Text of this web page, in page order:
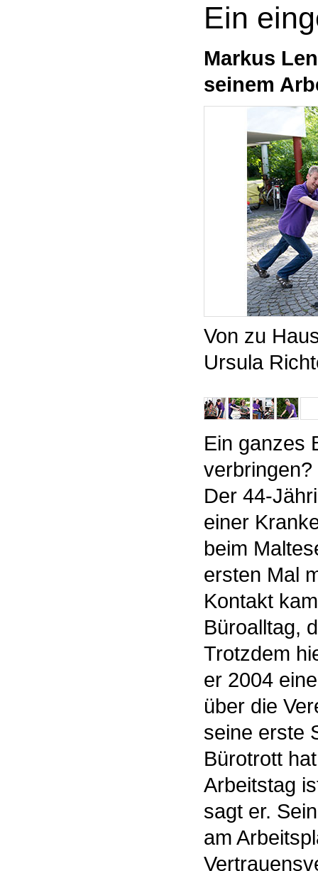
Ein
Markus
seinem
Von zu
Ursula
Ein ganzes
Der 44-
einer
beim
ersten Mal
Kontakt
Büroalltag,
Trotzdem
er 2004
über die
seine erste
Bürotrott
Arbeitstag
sagt er.
am